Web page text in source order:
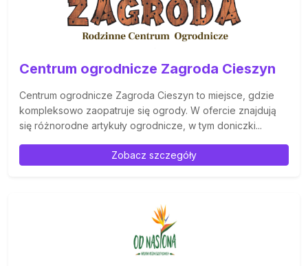
Centrum ogrodnicze Zagroda Cieszyn
Centrum ogrodnicze Zagroda Cieszyn to miejsce, gdzie
kompleksowo zaopatruje się ogrody. W ofercie znajdują
się różnorodne artykuły ogrodnicze, w tym doniczki...
Zobacz szczegóły